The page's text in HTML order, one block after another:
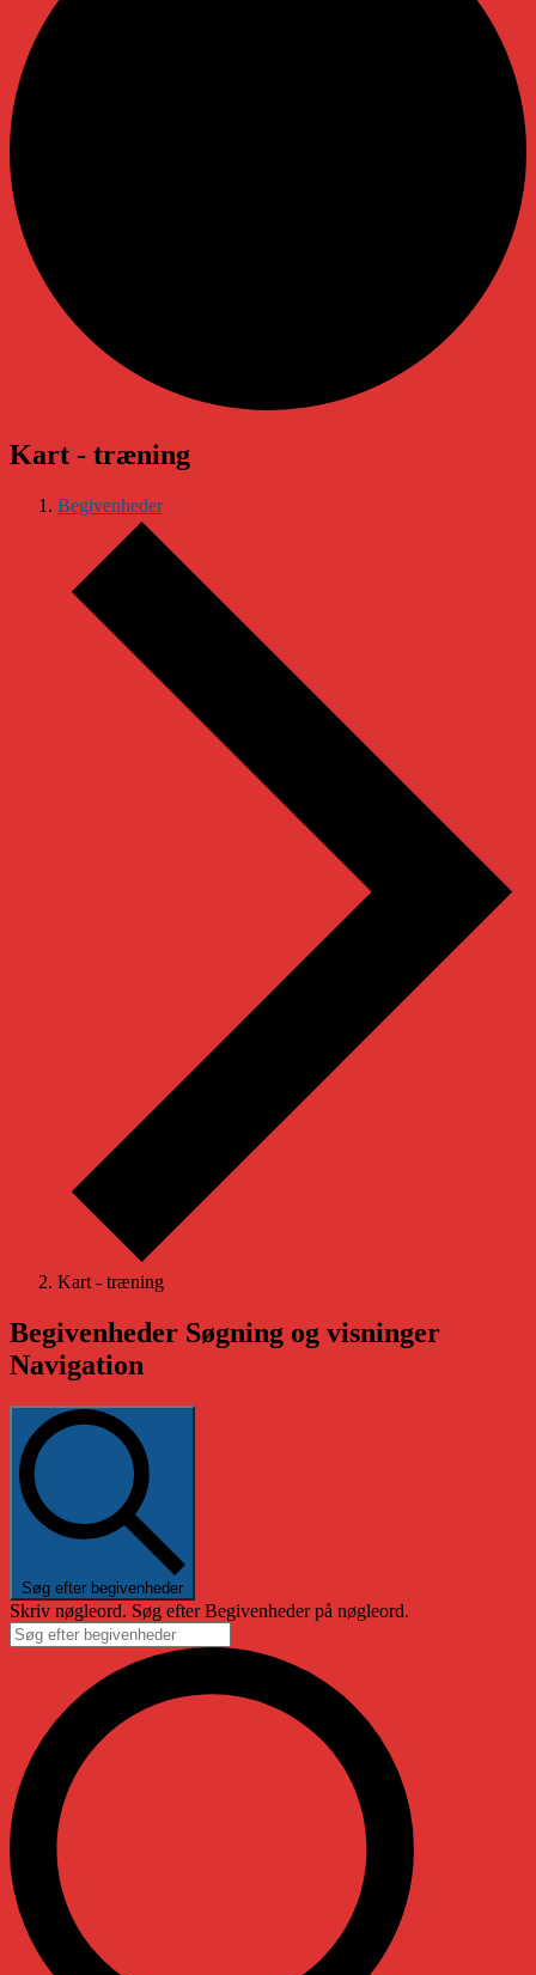
Kart - træning
Begivenheder
Kart - træning
Begivenheder
Begivenheder Søgning og visninger
Navigation
Søg efter begivenheder
Skriv nøgleord. Søg efter Begivenheder på nøgleord.